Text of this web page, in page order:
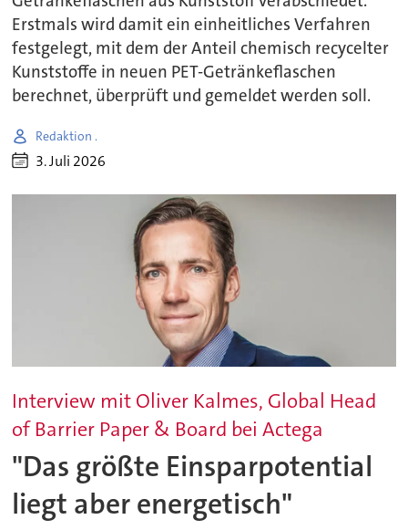
Erstmals wird damit ein einheitliches Verfahren
festgelegt, mit dem der Anteil chemisch recycelter
Kunststoffe in neuen PET-Getränkeflaschen
berechnet, überprüft und gemeldet werden soll.
Redaktion .
3. Juli 2026
Interview mit Oliver Kalmes, Global Head
of Barrier Paper & Board bei Actega
"Das größte Einsparpotential
liegt aber energetisch"